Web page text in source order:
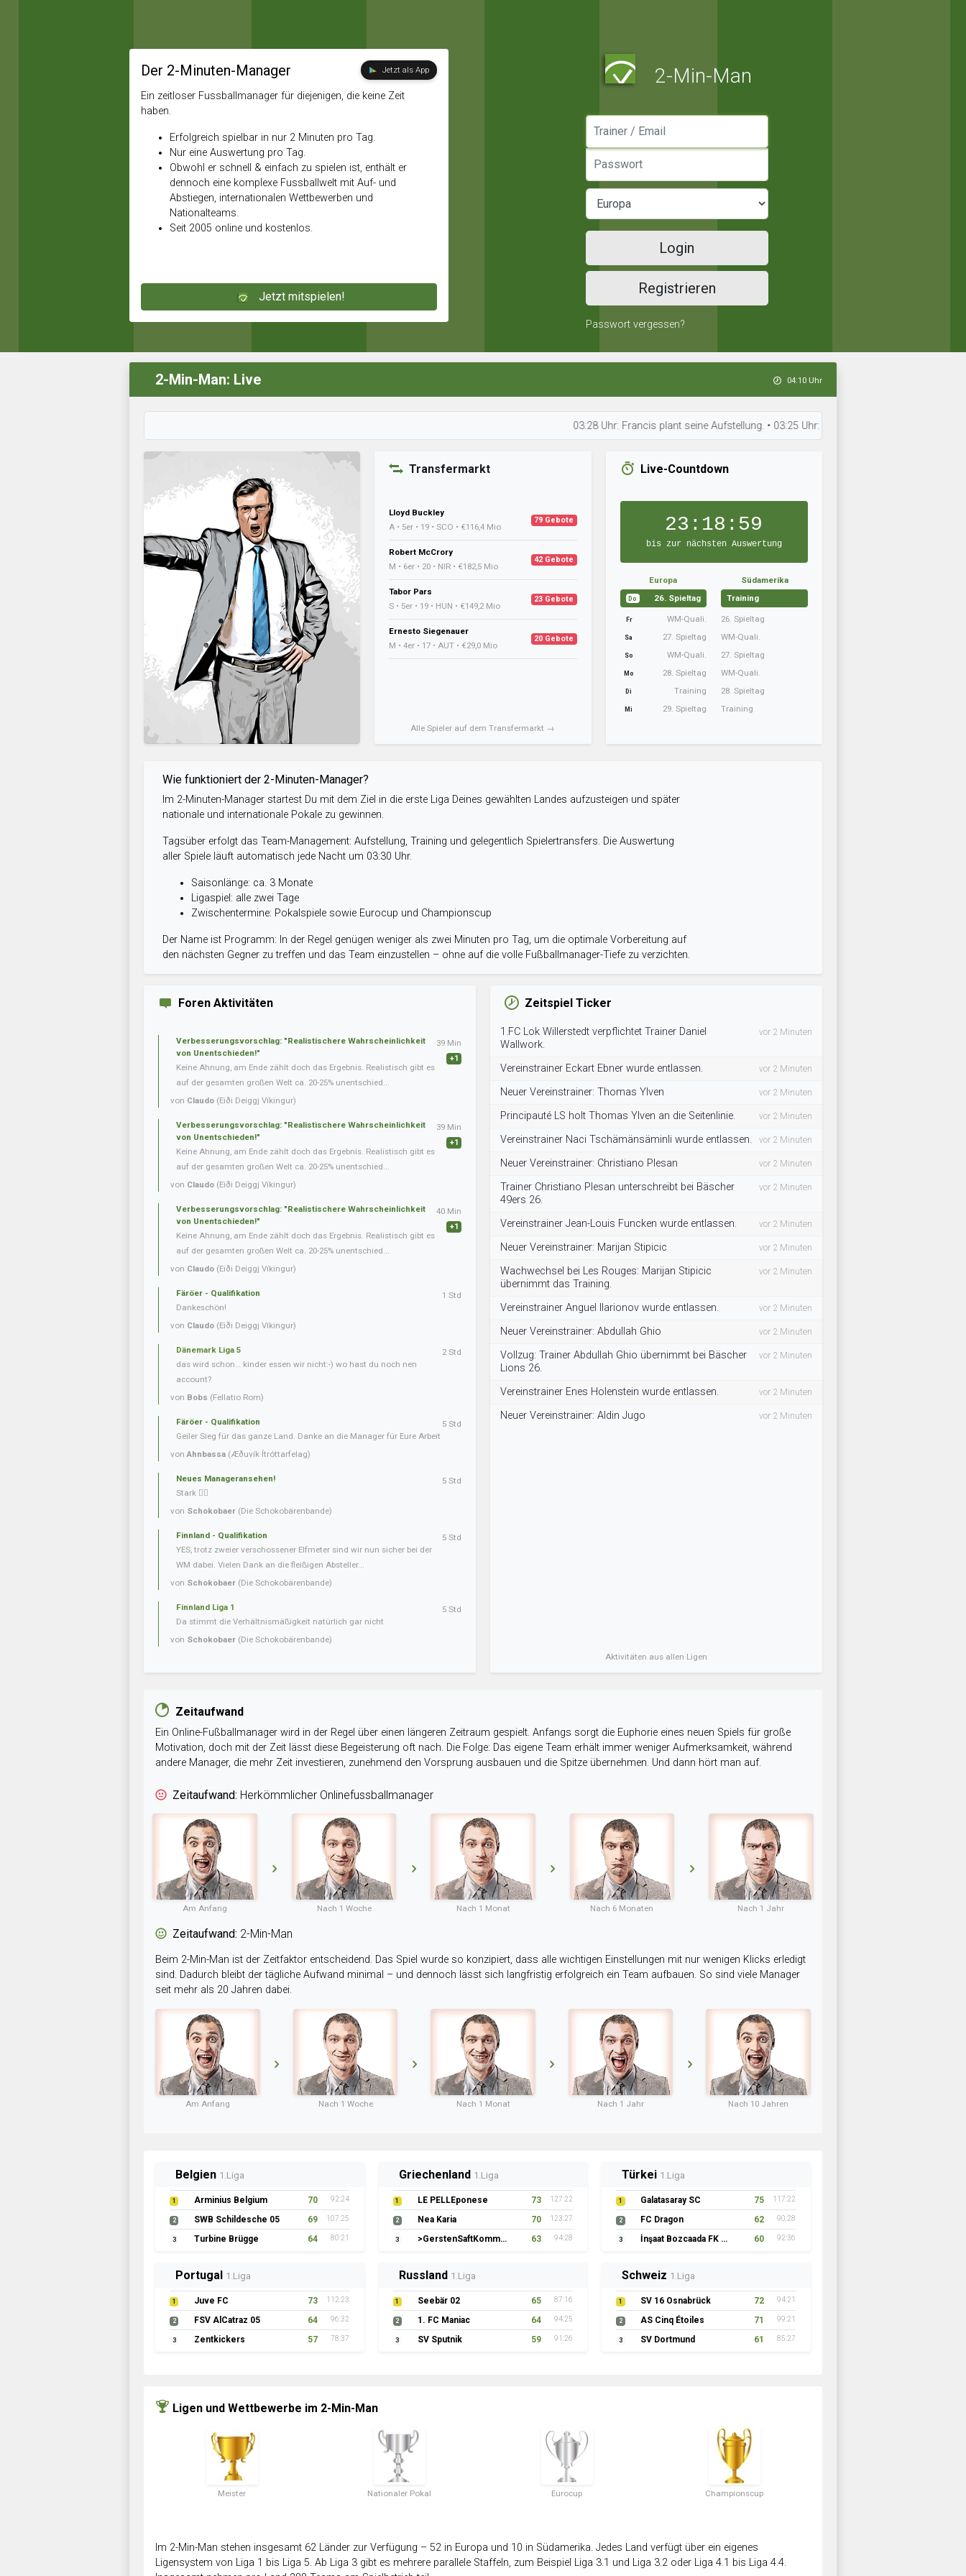
Der 2-Minuten-Manager Jetzt als App
Ein zeitloser Fussballmanager für diejenigen, die keine Zeit
haben.
Erfolgreich spielbar in nur 2 Minuten pro Tag.
Nur eine Auswertung pro Tag.
Obwohl er schnell & einfach zu spielen ist, enthält er
dennoch eine komplexe Fussballwelt mit Auf- und
Abstiegen, internationalen Wettbewerben und
Nationalteams.
Seit 2005 online und kostenlos.
Jetzt mitspielen!
2-Min-Man
Login
Registrieren
Passwort vergessen?
2-Min-Man: Live 04:10 Uhr
03:28 Uhr: Francis plant seine Aufstellung. • 03:25 Uhr: Eiði Deiggj Víkingur hat die
Transfermarkt
Lloyd Buckley
A • 5er • 19 • SCO • €116,4 Mio
79 Gebote
Robert McCrory
M • 6er • 20 • NIR • €182,5 Mio
42 Gebote
Tabor Pars
S • 5er • 19 • HUN • €149,2 Mio
23 Gebote
Ernesto Siegenauer
M • 4er • 17 • AUT • €29,0 Mio
20 Gebote
Alle Spieler auf dem Transfermarkt →
Live-Countdown
23:18:58
bis zur nächsten Auswertung
Europa
Do 26. Spieltag
Fr WM-Quali.
Sa 27. Spieltag
So WM-Quali.
Mo 28. Spieltag
Di Training
Mi 29. Spieltag
Südamerika
Training
26. Spieltag
WM-Quali.
27. Spieltag
WM-Quali.
28. Spieltag
Training
Wie funktioniert der 2-Minuten-Manager?
Im 2-Minuten-Manager startest Du mit dem Ziel in die erste Liga Deines gewählten Landes aufzusteigen und später
nationale und internationale Pokale zu gewinnen.
Tagsüber erfolgt das Team-Management: Aufstellung, Training und gelegentlich Spielertransfers. Die Auswertung
aller Spiele läuft automatisch jede Nacht um 03:30 Uhr.
Saisonlänge: ca. 3 Monate
Ligaspiel: alle zwei Tage
Zwischentermine: Pokalspiele sowie Eurocup und Championscup
Der Name ist Programm: In der Regel genügen weniger als zwei Minuten pro Tag, um die optimale Vorbereitung auf
den nächsten Gegner zu treffen und das Team einzustellen – ohne auf die volle Fußballmanager-Tiefe zu verzichten.
Foren Aktivitäten
Verbesserungsvorschlag: "Realistischere Wahrscheinlichkeit
von Unentschieden!"
Keine Ahnung, am Ende zählt doch das Ergebnis. Realistisch gibt es
auf der gesamten großen Welt ca. 20-25% unentschied...
von Claudo (Eiði Deiggj Víkingur)
39 Min
+1
Verbesserungsvorschlag: "Realistischere Wahrscheinlichkeit
von Unentschieden!"
Keine Ahnung, am Ende zählt doch das Ergebnis. Realistisch gibt es
auf der gesamten großen Welt ca. 20-25% unentschied...
von Claudo (Eiði Deiggj Víkingur)
39 Min
+1
Verbesserungsvorschlag: "Realistischere Wahrscheinlichkeit
von Unentschieden!"
Keine Ahnung, am Ende zählt doch das Ergebnis. Realistisch gibt es
auf der gesamten großen Welt ca. 20-25% unentschied...
von Claudo (Eiði Deiggj Víkingur)
40 Min
+1
Färöer - Qualifikation
Dankeschön!
von Claudo (Eiði Deiggj Víkingur)
1 Std
Dänemark Liga 5
das wird schon… kinder essen wir nicht:-) wo hast du noch nen
account?
von Bobs (Fellatio Rom)
2 Std
Färöer - Qualifikation
Geiler Sieg für das ganze Land. Danke an die Manager für Eure Arbeit
vonAhnbassa (Æðuvík Ítróttarfelag)
5 Std
Neues Manageransehen!
Stark 👍🏼
von Schokobaer (Die Schokobärenbande)
5 Std
Finnland - Qualifikation
YES, trotz zweier verschossener Elfmeter sind wir nun sicher bei der
WM dabei. Vielen Dank an die fleißigen Absteller...
von Schokobaer (Die Schokobärenbande)
5 Std
Finnland Liga 1
Da stimmt die Verhältnismäßigkeit natürlich gar nicht
von Schokobaer (Die Schokobärenbande)
5 Std
Zeitspiel Ticker
1.FC Lok Willerstedt verpflichtet Trainer Daniel
Wallwork.
vor 2 Minuten
Vereinstrainer Eckart Ebner wurde entlassen. vor 2 Minuten
Neuer Vereinstrainer: Thomas Ylven vor 2 Minuten
Principauté LS holt Thomas Ylven an die Seitenlinie. vor 2 Minuten
Vereinstrainer Naci Tschämänsäminli wurde entlassen. vor 2 Minuten
Neuer Vereinstrainer: Christiano Plesan vor 2 Minuten
Trainer Christiano Plesan unterschreibt bei Bäscher
49ers 26.
vor 2 Minuten
Vereinstrainer Jean-Louis Funcken wurde entlassen. vor 2 Minuten
Neuer Vereinstrainer: Marijan Stipicic vor 2 Minuten
Wachwechsel bei Les Rouges: Marijan Stipicic
übernimmt das Training.
vor 2 Minuten
Vereinstrainer Anguel Ilarionov wurde entlassen. vor 2 Minuten
Neuer Vereinstrainer: Abdullah Ghio vor 2 Minuten
Vollzug: Trainer Abdullah Ghio übernimmt bei Bäscher
Lions 26.
vor 2 Minuten
Vereinstrainer Enes Holenstein wurde entlassen. vor 2 Minuten
Neuer Vereinstrainer: Aldin Jugo vor 2 Minuten
Aktivitäten aus allen Ligen
Zeitaufwand
Ein Online-Fußballmanager wird in der Regel über einen längeren Zeitraum gespielt. Anfangs sorgt die Euphorie eines neuen Spiels für große
Motivation, doch mit der Zeit lässt diese Begeisterung oft nach. Die Folge: Das eigene Team erhält immer weniger Aufmerksamkeit, während
andere Manager, die mehr Zeit investieren, zunehmend den Vorsprung ausbauen und die Spitze übernehmen. Und dann hört man auf.
Zeitaufwand: Herkömmlicher Onlinefussballmanager
Am Anfang Nach 1 Woche Nach 1 Monat Nach 6 Monaten Nach 1 Jahr
Zeitaufwand: 2-Min-Man
Beim 2-Min-Man ist der Zeitfaktor entscheidend. Das Spiel wurde so konzipiert, dass alle wichtigen Einstellungen mit nur wenigen Klicks erledigt
sind. Dadurch bleibt der tägliche Aufwand minimal – und dennoch lässt sich langfristig erfolgreich ein Team aufbauen. So sind viele Manager
seit mehr als 20 Jahren dabei.
Am Anfang Nach 1 Woche Nach 1 Monat Nach 1 Jahr Nach 10 Jahren
Belgien 1.Liga
1 Arminius Belgium 70 92:24
2 SWB Schildesche 05 69 107:25
3 Turbine Brügge 64 80:21
Griechenland 1.Liga
1 LE PELLEponese 73 127:22
2 Nea Karia 70 123:27
3 >GerstenSaftKommando 63 94:28
Türkei 1.Liga
1 Galatasaray SC 75 117:22
2 FC Dragon 62 90:28
3 İnşaat Bozcaada FK 1957 60 92:36
Portugal 1.Liga
1 Juve FC 73 112:23
2 FSV AlCatraz 05 64 96:32
3 Zentkickers 57 78:37
Russland 1.Liga
1 Seebär 02 65 87:16
2 1. FC Maniac 64 94:25
3 SV Sputnik 59 91:26
Schweiz 1.Liga
1 SV 16 Osnabrück 72 94:21
2 AS Cinq Étoiles 71 99:21
3 SV Dortmund 61 85:27
Ligen und Wettbewerbe im 2-Min-Man
Meister Nationaler Pokal Eurocup Championscup
Im 2-Min-Man stehen insgesamt 62 Länder zur Verfügung – 52 in Europa und 10 in Südamerika. Jedes Land verfügt über ein eigenes
Ligensystem von Liga 1 bis Liga 5. Ab Liga 3 gibt es mehrere parallele Staffeln, zum Beispiel Liga 3.1 und Liga 3.2 oder Liga 4.1 bis Liga 4.4.